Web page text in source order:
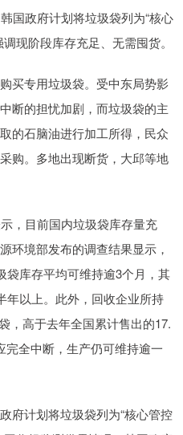
国政府计划将垃圾袋列为“核心
现阶段库存充足、无需囤货。
买专用垃圾袋。受中东局势影
断的担忧加剧，而垃圾袋的主
的石脑油进行加工所得，民众
购。多地出现断货，大邱等地
，目前国内垃圾袋库存量充
环境部发布的调查结果显示，
袋库存平均可维持逾3个月，其
年以上。此外，回收企业所持
，高于去年全国累计售出的17.
全中断，生产仍可维持逾一
府计划将垃圾袋列为“核心管控